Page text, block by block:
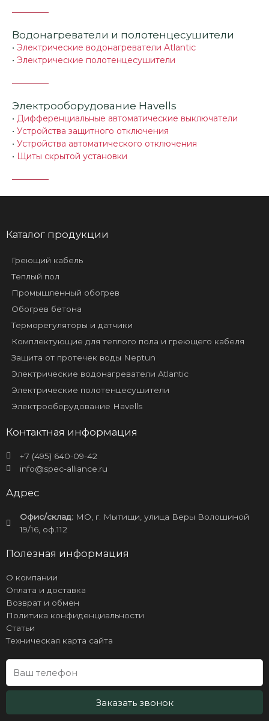
Водонагреватели и полотенцесушители
• Электрические водонагреватели Atlantic
• Электрические полотенцесушители
Электрооборудование Havells
• Дифференциальные автоматические выключатели
• Устройства защитного отключения
• Устройства автоматического отключения
• Щиты скрытой установки
Каталог продукции
Греющий кабель
Теплый пол
Промышленный обогрев
Обогрев бетона
Терморегуляторы и датчики
Комплектующие для теплого пола и греющего кабеля
Защита от протечек воды Neptun
Электрические водонагреватели Atlantic
Электрические полотенцесушители
Электрооборудование Havells
Контактная информация
+7 (495) 640-09-42
info@spec-alliance.ru
Адрес
Офис/склад:МО, г. Мытищи, улица Веры Волошиной
19/16, оф.112
Полезная информация
О компании
Оплата и доставка
Возврат и обмен
Политика конфиденциальности
Статьи
Техническая карта сайта
Заказать звонок